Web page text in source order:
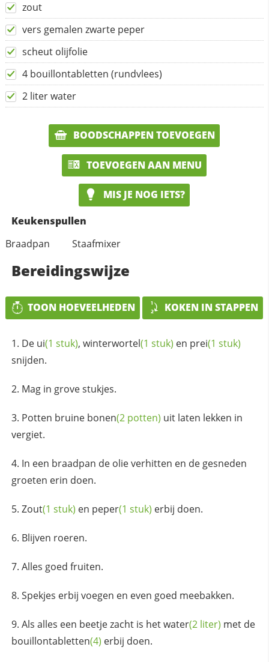
zout
vers gemalen zwarte peper
scheut olijfolie
4 bouillontabletten (rundvlees)
2 liter water
BOODSCHAPPEN TOEVOEGEN
TOEVOEGEN AAN MENU
MIS JE NOG IETS?
Keukenspullen
Braadpan
Staafmixer
Bereidingswijze
TOON HOEVEELHEDEN KOKEN IN STAPPEN
De ui(1 stuk), winterwortel(1 stuk) en prei(1 stuk)
snijden.
Mag in grove stukjes.
Potten bruine bonen(2 potten) uit laten lekken in
vergiet.
In een braadpan de olie verhitten en de gesneden
groeten erin doen.
Zout(1 stuk) en peper(1 stuk) erbij doen.
Blijven roeren.
Alles goed fruiten.
Spekjes erbij voegen en even goed meebakken.
Als alles een beetje zacht is hetwater(2 liter) met de
bouillontabletten(4) erbij doen.